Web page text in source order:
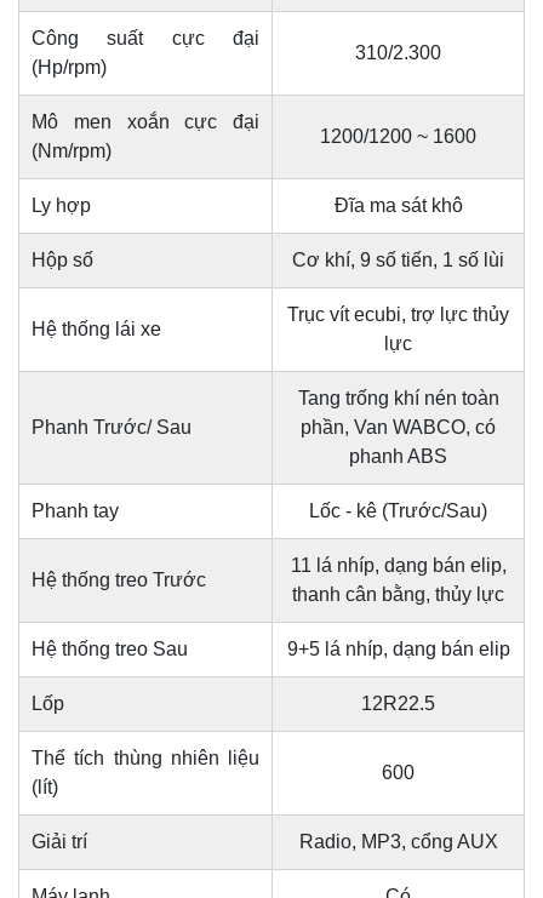
Công suất cực đại
(Hp/rpm)
310/2.300
Mô men xoắn cực đại
(Nm/rpm)
1200/1200 ~ 1600
Ly hợp Đĩa ma sát khô
Hộp số Cơ khí, 9 số tiến, 1 số lùi
Hệ thống lái xe
Trục vít ecubi, trợ lực thủy
lực
Phanh Trước/ Sau
Tang trống khí nén toàn
phần, Van WABCO, có
phanh ABS
Phanh tay Lốc - kê (Trước/Sau)
Hệ thống treo Trước
11 lá nhíp, dạng bán elip,
thanh cân bằng, thủy lực
Hệ thống treo Sau 9+5 lá nhíp, dạng bán elip
Lốp 12R22.5
Thể tích thùng nhiên liệu
(lít)
600
Giải trí Radio, MP3, cổng AUX